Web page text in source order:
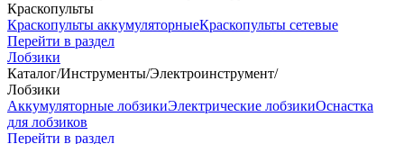
Краскопульты
Краскопульты аккумуляторныеКраскопульты сетевые
Перейти в раздел
Лобзики
Каталог/Инструменты/Электроинструмент/
Лобзики
Аккумуляторные лобзикиЭлектрические лобзикиОснастка
для лобзиков
Перейти в раздел